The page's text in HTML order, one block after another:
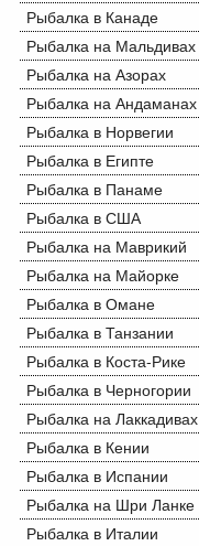
Рыбалка в Канаде
Рыбалка на Мальдивах
Рыбалка на Азорах
Рыбалка на Андаманах
Рыбалка в Норвегии
Рыбалка в Египте
Рыбалка в Панаме
Рыбалка в США
Рыбалка на Маврикий
Рыбалка на Майорке
Рыбалка в Омане
Рыбалка в Танзании
Рыбалка в Коста-Рике
Рыбалка в Черногории
Рыбалка на Лаккадивах
Рыбалка в Кении
Рыбалка в Испании
Рыбалка на Шри Ланке
Рыбалка в Италии